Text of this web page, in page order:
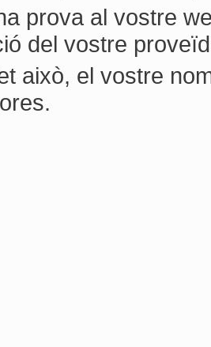
prova al vostre
del vostre
això, el vostre